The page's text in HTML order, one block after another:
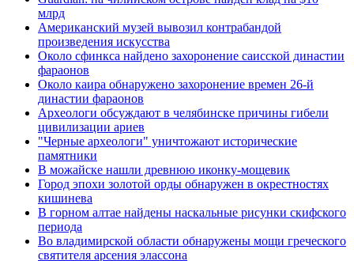
млрд
Американский музей вывозил контрабандой
произведения искусства
Около сфинкса найдено захоронение саисской династии
фараонов
Около каира обнаружено захоронение времен 26-й
династии фараонов
Археологи обсуждают в челябинске причины гибели
цивилизации ариев
"Черные археологи" уничтожают исторические
памятники
В можайске нашли древнюю иконку-мощевик
Город эпохи золотой орды обнаружен в окрестностях
кишинева
В горном алтае найдены наскальные рисунки скифского
периода
Во владимирской области обнаружены мощи греческого
святителя арсения элассона